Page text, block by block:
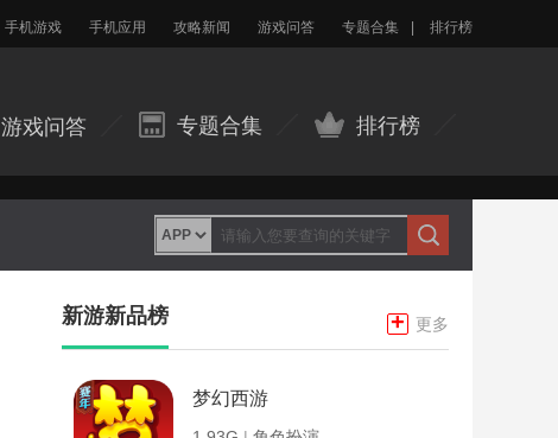
手机游戏 手机应用 攻略新闻 游戏问答 专题合集 排行榜
游戏问答 专题合集 排行榜
新游新品榜 + 更多
梦幻西游